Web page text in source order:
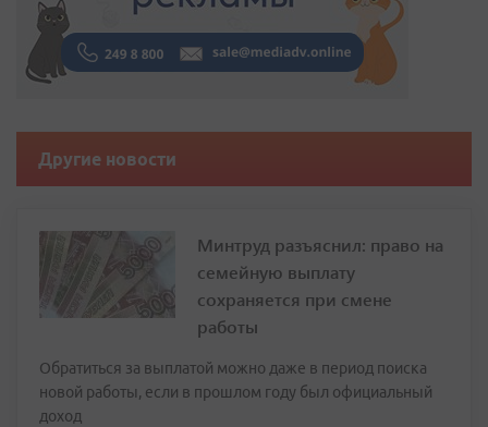
Другие новости
Минтруд разъяснил: право на
семейную выплату
сохраняется при смене
работы
Обратиться за выплатой можно даже в период поиска
новой работы, если в прошлом году был официальный
доход